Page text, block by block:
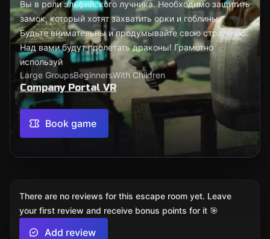
Вы в роли эльфийского лучника. Необходимо защитить
замок, который хотят захватить орки и гоблины.
Будьте внимательны и продумывайте свою стратегию.
Над вами будут пролетать драконы! Грамотно
используй
Large GroupsBeginnersWith Children
Company Portal VR
Book game
There are no reviews for this escape room yet. Leave
your first review and receive bonus points for it 🎯
Add review